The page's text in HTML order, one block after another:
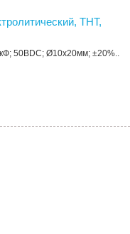
THT,
50ВDC; Ø10x20мм; ±20%..